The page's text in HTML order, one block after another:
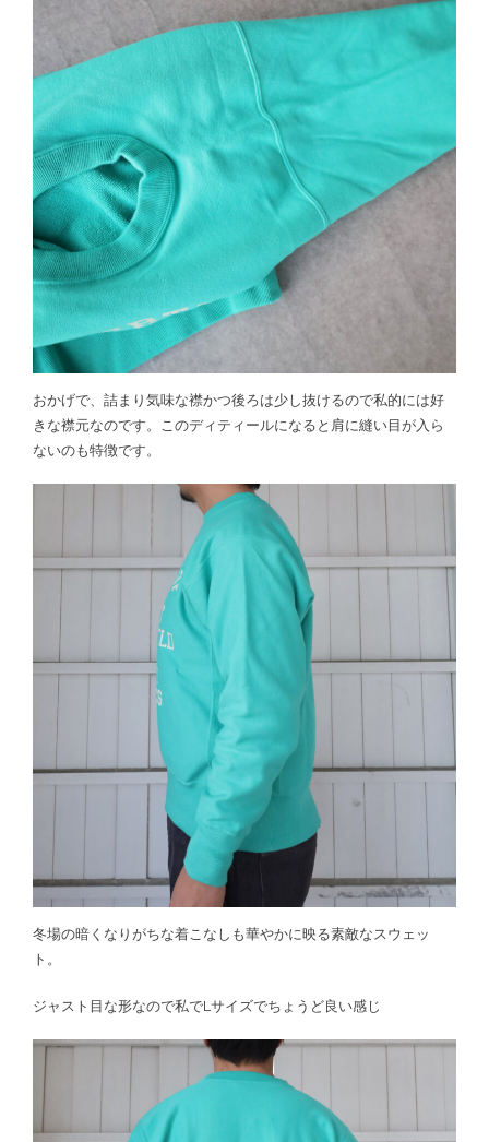
おかげで、詰まり気味な襟かつ後ろは少し抜けるので私的には好
きな襟元なのです。このディティールになると肩に縫い目が入ら
ないのも特徴です。
冬場の暗くなりがちな着こなしも華やかに映る素敵なスウェッ
ト。
ジャスト目な形なので私でLサイズでちょうど良い感じ